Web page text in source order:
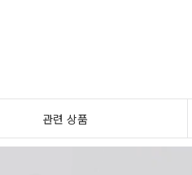
관련 상품